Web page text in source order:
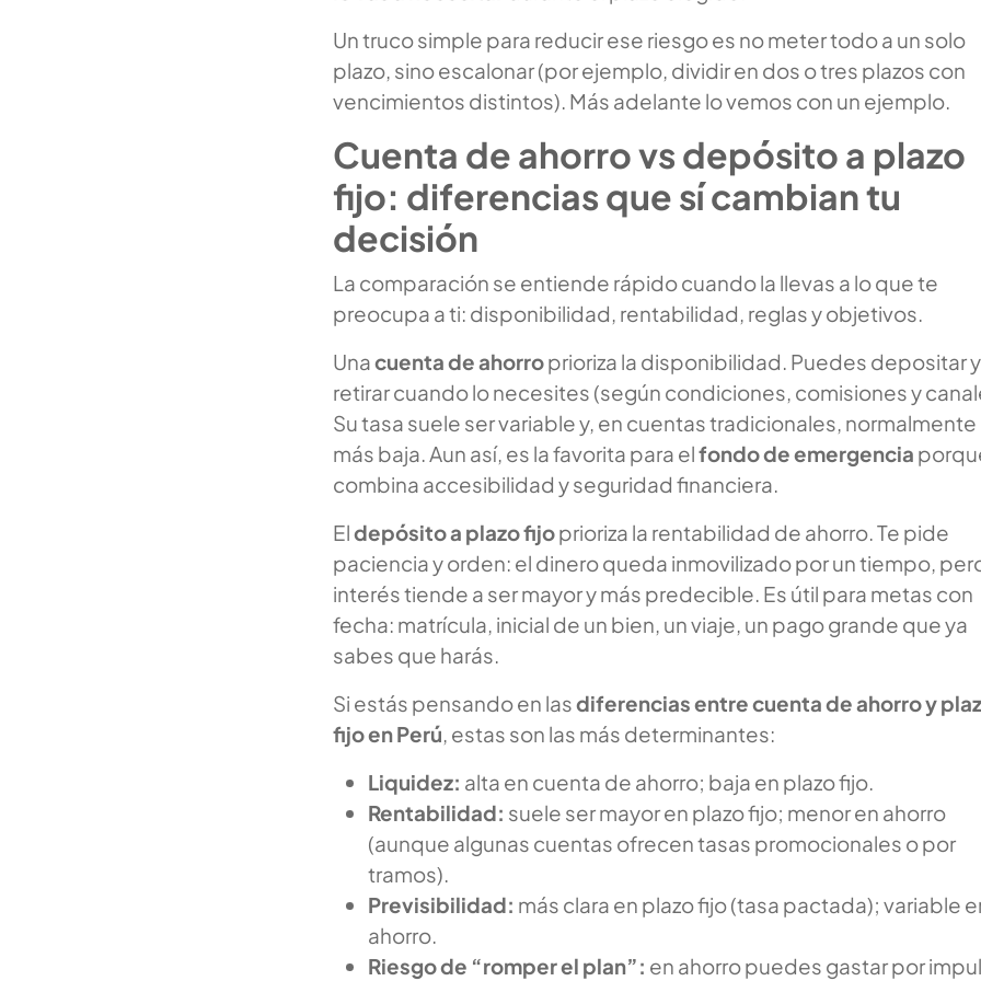
Un truco simple para reducir ese riesgo es no meter todo a un solo
plazo, sino escalonar (por ejemplo, dividir en dos o tres plazos con
vencimientos distintos). Más adelante lo vemos con un ejemplo.
Cuenta de ahorro vs depósito a plazo
fijo: diferencias que sí cambian tu
decisión
La comparación se entiende rápido cuando la llevas a lo que te
preocupa a ti: disponibilidad, rentabilidad, reglas y objetivos.
Unacuenta de ahorroprioriza la disponibilidad. Puedes depositar y
retirar cuando lo necesites (según condiciones, comisiones y
Su tasa suele ser variable y, en cuentas tradicionales, normalmente
más baja. Aun así, es la favorita para elfondo de emergencia
combina accesibilidad y seguridad financiera.
Eldepósito a plazo fijoprioriza la rentabilidad de ahorro. Te pide
paciencia y orden: el dinero queda inmovilizado por un tiempo,
interés tiende a ser mayor y más predecible. Es útil para metas con
fecha: matrícula, inicial de un bien, un viaje, un pago grande que ya
sabes que harás.
Si estás pensando en lasdiferencias entre cuenta de ahorro y
fijo en Perú , estas son las más determinantes:
Liquidez: alta en cuenta de ahorro; baja en plazo fijo.
Rentabilidad: suele ser mayor en plazo fijo; menor en ahorro
(aunque algunas cuentas ofrecen tasas promocionales o por
tramos).
Previsibilidad: más clara en plazo fijo (tasa pactada); variable
ahorro.
Riesgo de “romper el plan”: en ahorro puedes gastar por